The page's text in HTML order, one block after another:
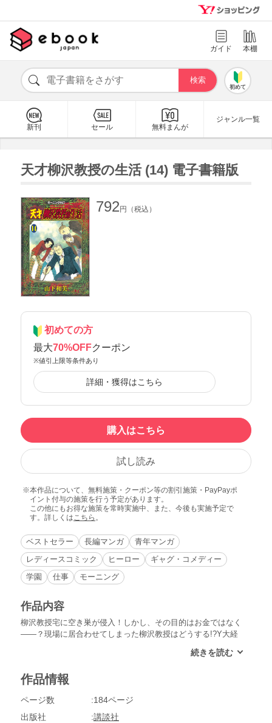
ガイド 本棚
初めて
新刊 セール 無料まんが
ジャンル一覧
天才柳沢教授の生活 (14) 電子書籍版
792 円（税込）
初めての方
最大70%OFFクーポン
※値引上限等条件あり
詳細・獲得はこちら
購入はこちら
試し読み
本作品について、無料施策・クーポン等の割引施策・PayPayポ
イント付与の施策を行う予定があります。
この他にもお得な施策を常時実施中、また、今後も実施予定で
す。詳しくは こちら 。
ベストセラー 長編マンガ
青年マンガ
レディースコミック
ヒーロー
ギャグ・コメディー
学園
仕事 モーニング
作品内容
柳沢教授宅に空き巣が侵入！しかし、その目的はお金ではなく
――？現場に居合わせてしまった柳沢教授はどうする!?Y大経
を渡らない。安くてうまい“あじの開き”のためなら、足を棒に
の法則に忠実な学者の、克明で愉快な記録である。
作品情報
ページ数
184ページ
出版社
講談社